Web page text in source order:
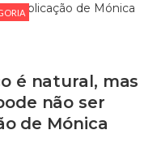
é natural, mas
não ser
de Mónica